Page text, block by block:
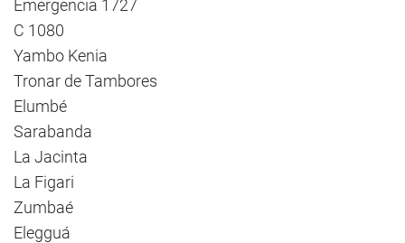
Emergencia 1727
C 1080
Yambo Kenia
Tronar de Tambores
Elumbé
Sarabanda
La Jacinta
La Figari
Zumbaé
Elegguá